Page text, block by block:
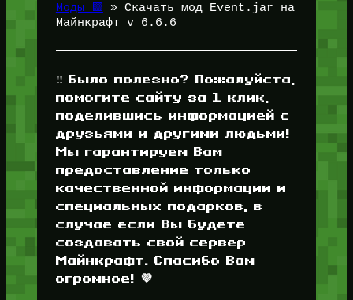
Моды 🟩
» Скачать мод Event.jar на
Майнкрафт v 6.6.6
‼️ Было полезно? Пожалуйста,
помогите сайту за 1 клик,
поделившись информацией с
друзьями и другими людьми!
Мы гарантируем Вам
предоставление только
качественной информации и
специальных подарков, в
случае если Вы будете
создавать свой сервер
Майнкрафт. Спасибо Вам
огромное! 💜